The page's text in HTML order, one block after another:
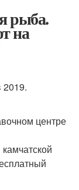
рыба.
на
центре